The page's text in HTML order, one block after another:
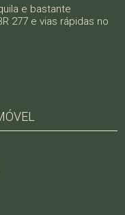
e bastante
277 e vias rápidas no